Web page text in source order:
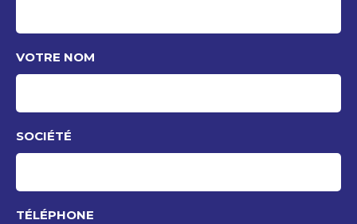
VOTRE NOM
SOCIÉTÉ
TÉLÉPHONE